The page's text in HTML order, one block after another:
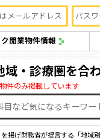
開業物件情報
域・診療圏を合
件のみ掲載しています
掲げ財務省が提言する「地域